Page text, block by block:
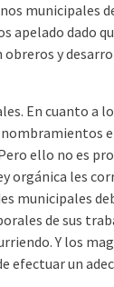
apelado dado
y
En cuanto a
ello no es
orgánica les
municipales
de sus
Y los
un